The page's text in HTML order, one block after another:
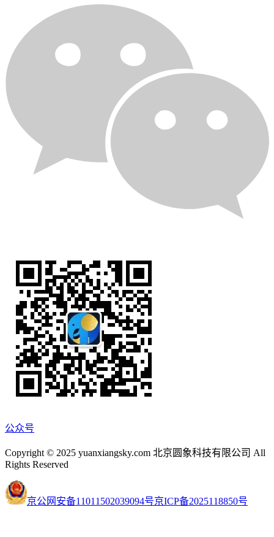
公众号
Copyright © 2025 yuanxiangsky.com 北京圆象科技有限公司 All
Rights Reserved
京公网安备11011502039094号京ICP备2025118850号